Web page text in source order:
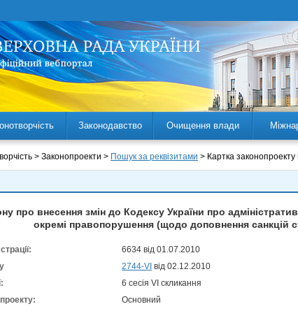
Законодавство Очищення влади
> Законопроекти > Пошук за реквізитами > Картка законопроекту
про внесення змін до Кодексу України про
окремі правопорушення (щодо доповнення санкцій
6634 від 01.07.2010
2744-VI від 02.12.2010
6 сесія VI скликання
Основний